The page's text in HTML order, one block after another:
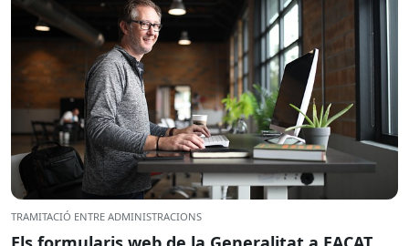
TRAMITACIÓ ENTRE ADMINISTRACIONS